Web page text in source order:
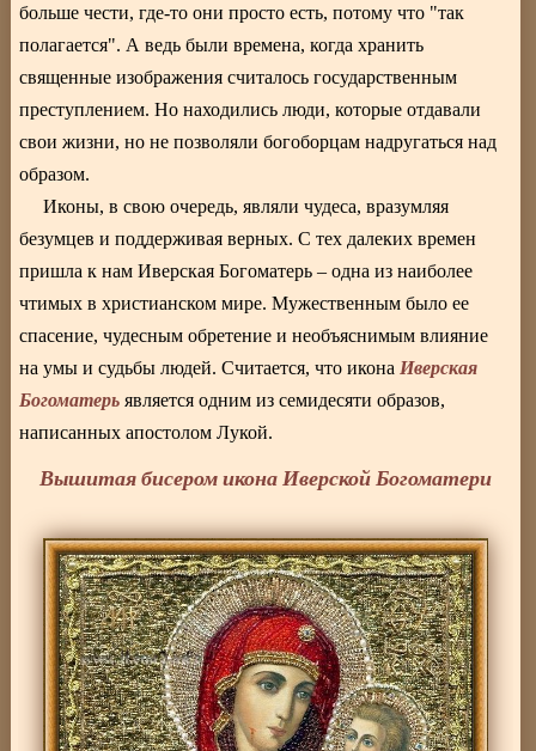
больше чести, где-то они просто есть, потому что "так
полагается". А ведь были времена, когда хранить
священные изображения считалось государственным
преступлением. Но находились люди, которые отдавали
свои жизни, но не позволяли богоборцам надругаться над
образом.
Иконы, в свою очередь, являли чудеса, вразумляя
безумцев и поддерживая верных. С тех далеких времен
пришла к нам Иверская Богоматерь – одна из наиболее
чтимых в христианском мире. Мужественным было ее
спасение, чудесным обретение и необъяснимым влияние
на умы и судьбы людей. Считается, что икона Иверская
Богоматерь является одним из семидесяти образов,
написанных апостолом Лукой.
Вышитая бисером икона Иверской Богоматери